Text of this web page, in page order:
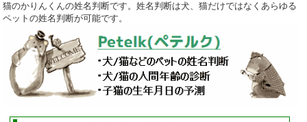
猫のかりんくんの姓名判断です。姓名判断は犬、猫だけではなくあらゆる
ペットの姓名判断が可能です。